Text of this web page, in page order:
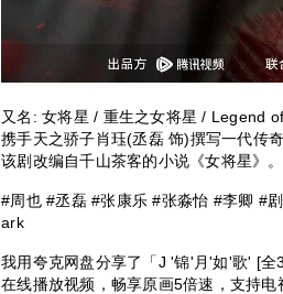
又名: 女将星 / 重生之女将星 / Legend
携手天之骄子肖珏(丞磊 饰)撰写一代传奇
该剧改编自千山茶客的小说《女将星》。
#周也 #丞磊 #张康乐 #张淼怡 #李卿 #
ark
我用夸克网盘分享了「J '锦'月'如'歌' [全
在线播放视频，畅享原画5倍速，支持电